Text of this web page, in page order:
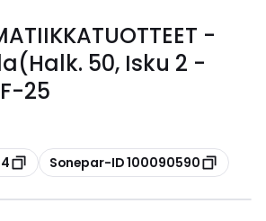
-
50, Isku 2 -
25
Kopioi
Sonepar-ID 100090590